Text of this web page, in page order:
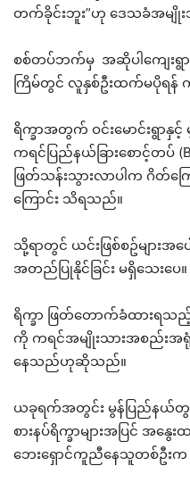
တက်ခိုင်းဘူး”ဟု ဒေသခံအမျို
စစ်တပ်ဘက်မှ အဆိုပါကျေးရွ
ကြိမ်တွင် လူနှစ်ဦးထက်မပိုရန်
ရိက္ခာအတွက် ဝင်းမောင်းရွာနှ
ကရင်ပြည်နယ်ခြားစောင့်တပ်
ဖြတ်သန်းသွားလာပါက ဂိတ်ကြ
ကြောင်း သိရသည်။
သို့ရာတွင် ယင်းဖြစ်စဥ်များအပ
အတည်ပြုနိုင်ခြင်း မရှိသေးပေ။
ရိက္ခာ ဖြတ်တောက်ခံထားရသ
ကို ကရင်အမျိုးသားအစည်းအ
နေသည်ဟုဆိုသည်။
ယခုရက်အတွင်း မွန်ပြည်နယ်တွ
စားနပ်ရိက္ခာများအပြင် အနွေ
ဘေးရှောင်ကူညီနေသူတစ်ဦး